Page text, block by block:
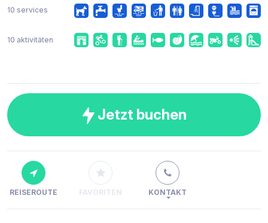
10 services
10 aktivitäten
Jetzt buchen
REISEROUTE FAVORITEN KONTAKT